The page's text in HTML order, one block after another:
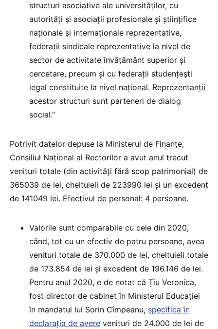
structuri asociative ale universităților, cu
autorități și asociații profesionale și științifice
naționale și internaționale reprezentative,
federații sindicale reprezentative la nivel de
sector de activitate învățământ superior și
cercetare, precum și cu federații studențești
legal constituite la nivel național. Reprezentanții
acestor structuri sunt parteneri de dialog
social.”
Potrivit datelor depuse la Ministerul de Finanțe,
Consiliul Național al Rectorilor a avut anul trecut
venituri totale (din activități fără scop patrimonial) de
365039 de lei, cheltuieli de 223990 lei și un excedent
de 141049 lei. Efectivul de personal: 4 persoane.
Valorile sunt comparabile cu cele din 2020,
când, tot cu un efectiv de patru persoane, avea
venituri totale de 370.000 de lei, cheltuieli totale
de 173.854 de lei și excedent de 196.146 de lei.
Pentru anul 2020, e de notat că Țiu Veronica,
fost director de cabinet în Ministerul Educației
în mandatul lui Sorin Cîmpeanu, specifica în
declarația de avere venituri de 24.000 de lei de